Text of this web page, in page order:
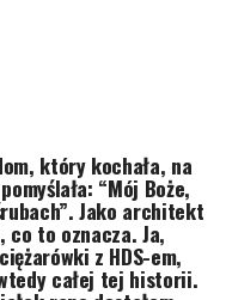
który kochała, na
“Mój Boże,
Jako architekt
co to oznacza. Ja,
z HDS-em,
całej tej historii.